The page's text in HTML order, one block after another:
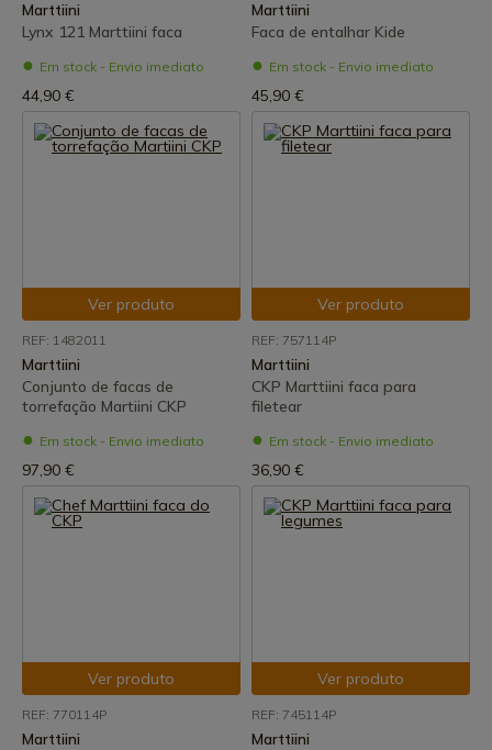
Marttiini
Lynx 121 Marttiini faca
Em stock - Envio imediato
44,90 €
Marttiini
Faca de entalhar Kide
Em stock - Envio imediato
45,90 €
Ver produto
REF: 1482011
Marttiini
Conjunto de facas de
torrefação Martiini CKP
Em stock - Envio imediato
97,90 €
Ver produto
REF: 757114P
Marttiini
CKP Marttiini faca para
filetear
Em stock - Envio imediato
36,90 €
Ver produto
REF: 770114P
Marttiini
Ver produto
REF: 745114P
Marttiini